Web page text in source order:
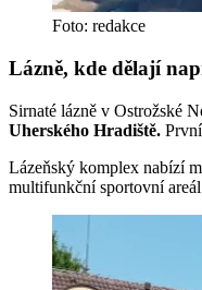
Foto: redakce
Lázně, kde dělají
Sirnaté lázně v Ostrožské
Uherského Hradiště.
Lázeňský komplex nabízí
multifunkční sportovní